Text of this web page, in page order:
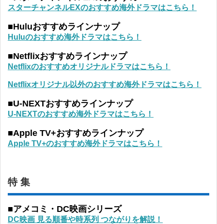
スターチャンネルEXのおすすめ海外ドラマはこちら！
■Huluおすすめラインナップ
Huluのおすすめ海外ドラマはこちら！
■Netflixおすすめラインナップ
Netflixのおすすめオリジナルドラマはこちら！
Netflixオリジナル以外のおすすめ海外ドラマはこちら！
■U-NEXTおすすめラインナップ
U-NEXTのおすすめ海外ドラマはこちら！
■Apple TV+おすすめラインナップ
Apple TV+のおすすめ海外ドラマはこちら！
特 集
■アメコミ・DC映画シリーズ
DC映画 見る順番や時系列 つながりを解説！